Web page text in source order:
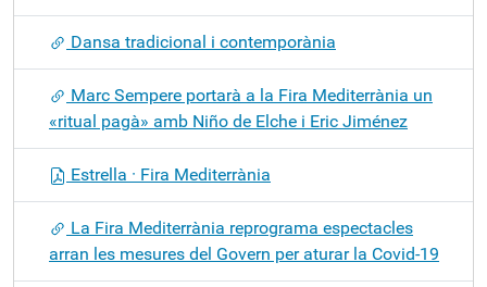
Dansa tradicional i contemporània
Marc Sempere portarà a la Fira Mediterrània un
«ritual pagà» amb Niño de Elche i Eric Jiménez
Estrella · Fira Mediterrània
La Fira Mediterrània reprograma espectacles
arran les mesures del Govern per aturar la Covid-19